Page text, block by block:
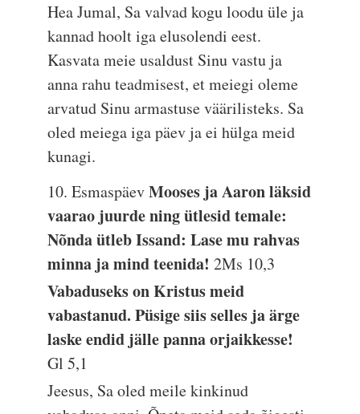
Hea Jumal, Sa valvad kogu loodu üle ja
kannad hoolt iga elusolendi eest.
Kasvata meie usaldust Sinu vastu ja
anna rahu teadmisest, et meiegi oleme
arvatud Sinu armastuse väärilisteks. Sa
oled meiega iga päev ja ei hülga meid
kunagi.
10. EsmaspäevMooses ja Aaron läksid
vaarao juurde ning ütlesid temale:
Nõnda ütleb Issand: Lase mu rahvas
minna ja mind teenida!2Ms 10,3
Vabaduseks on Kristus meid
vabastanud. Püsige siis selles ja ärge
laske endid jälle panna orjaikkesse!
Gl 5,1
Jeesus, Sa oled meile kinkinud